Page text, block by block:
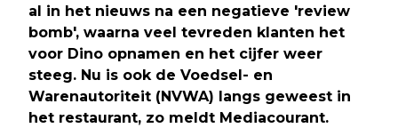
al in het nieuws na een negatieve 'review
bomb', waarna veel tevreden klanten het
voor Dino opnamen en het cijfer weer
steeg. Nu is ook de Voedsel- en
Warenautoriteit (NVWA) langs geweest in
het restaurant, zo meldt Mediacourant.